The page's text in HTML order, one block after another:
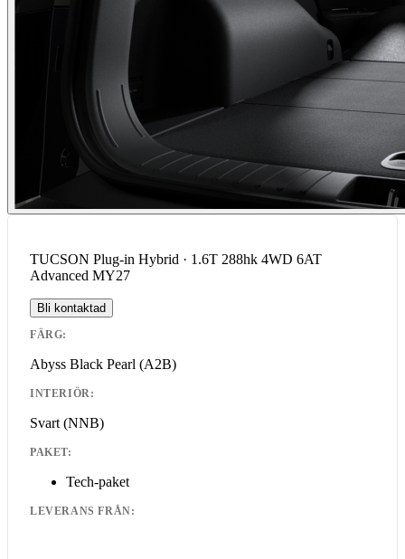
TUCSON Plug-in Hybrid · 1.6T 288hk 4WD 6AT
Advanced MY27
Bli kontaktad
FÄRG:
Abyss Black Pearl (A2B)
INTERIÖR:
Svart (NNB)
PAKET:
Tech-paket
LEVERANS FRÅN: